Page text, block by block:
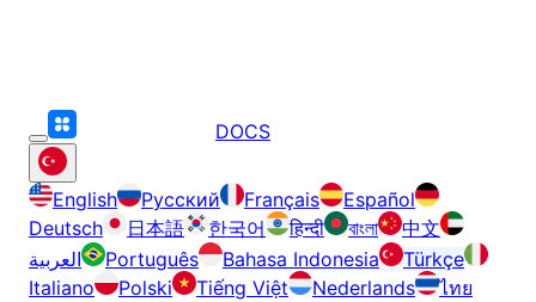
DOCS
English Русский Français
Español
Deutsch
日本語 한국어 हिन्दी বাংলা
中文
العربية
Português Bahasa Indonesia
Türkçe
Italiano
Polski Tiếng Việt Nederlands
ไทย